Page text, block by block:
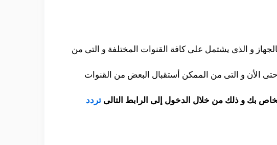
و الذى يشتمل على كافة القنوات المختلفة و التى من
الأن و التى من الممكن أستقبال البعض من القنوات
بك و ذلك من خلال الدخول إلى الرابط التالى تردد